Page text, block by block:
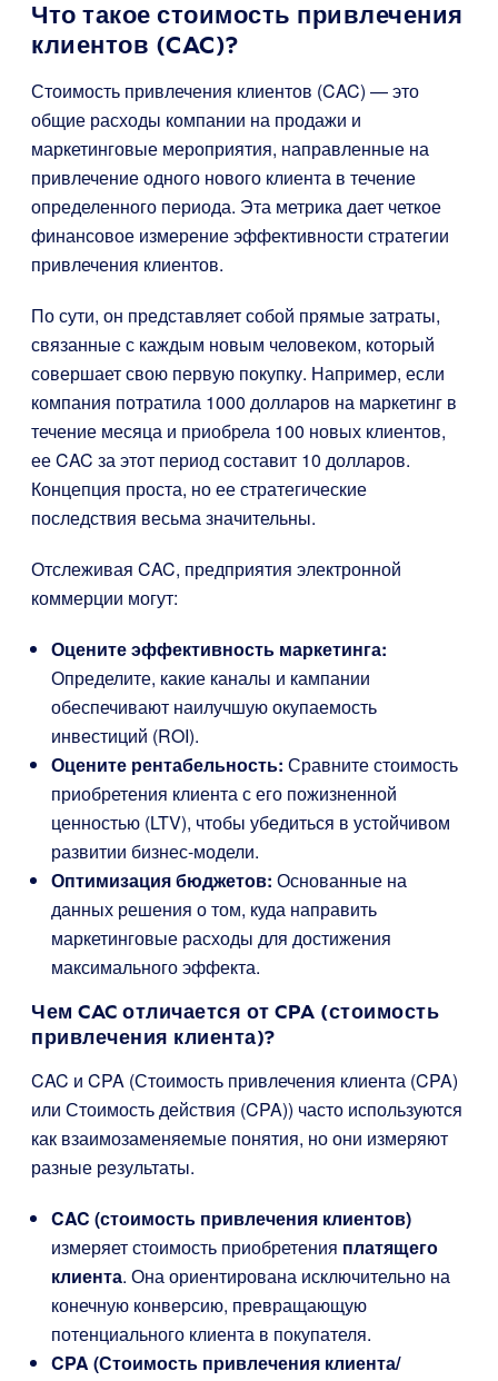
Что такое стоимость привлечения
клиентов (CAC)?
Стоимость привлечения клиентов (CAC) — это
общие расходы компании на продажи и
маркетинговые мероприятия, направленные на
привлечение одного нового клиента в течение
определенного периода. Эта метрика дает четкое
финансовое измерение эффективности стратегии
привлечения клиентов.
По сути, он представляет собой прямые затраты,
связанные с каждым новым человеком, который
совершает свою первую покупку. Например, если
компания потратила 1000 долларов на маркетинг в
течение месяца и приобрела 100 новых клиентов,
ее CAC за этот период составит 10 долларов.
Концепция проста, но ее стратегические
последствия весьма значительны.
Отслеживая CAC, предприятия электронной
коммерции могут:
Оцените эффективность маркетинга:
Определите, какие каналы и кампании
обеспечивают наилучшую окупаемость
инвестиций (ROI).
Оцените рентабельность: Сравните стоимость
приобретения клиента с его пожизненной
ценностью (LTV), чтобы убедиться в устойчивом
развитии бизнес-модели.
Оптимизация бюджетов: Основанные на
данных решения о том, куда направить
маркетинговые расходы для достижения
максимального эффекта.
Чем CAC отличается от CPA (стоимость
привлечения клиента)?
CAC и CPA (Стоимость привлечения клиента (CPA)
или Стоимость действия (CPA)) часто используются
как взаимозаменяемые понятия, но они измеряют
разные результаты.
CAC (стоимость привлечения клиентов)
измеряет стоимость приобретения платящего
клиента. Она ориентирована исключительно на
конечную конверсию, превращающую
потенциального клиента в покупателя.
CPA (Стоимость привлечения клиента/